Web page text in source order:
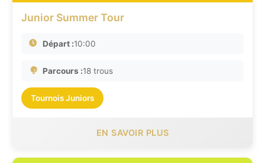
Junior Summer Tour
Départ :10:00
Parcours :18 trous
Tournois Juniors
EN SAVOIR PLUS